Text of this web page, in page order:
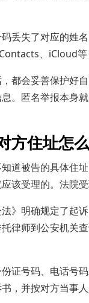
丢失了对应的姓
、iCloud等
都会妥善保护好
。匿名举报本身
方住址怎
道被告的具体住
该受理的。法院
》明确规定了起
律师到公安机关
证号码、电话号
，并按对方当事